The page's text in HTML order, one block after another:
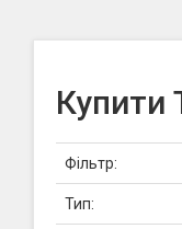
Купити
Фільтр:
Тип: